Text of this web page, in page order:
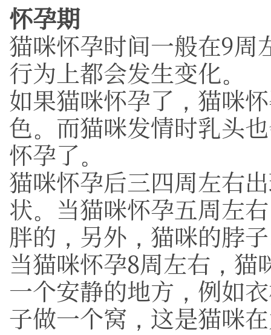
怀孕期
猫咪怀孕时间一般在9周
行为上都会发生变化。
如果猫咪怀孕了，猫咪
色。而猫咪发情时乳头
怀孕了。
猫咪怀孕后三四周左右
状。当猫咪怀孕五周左
胖的，另外，猫咪的脖
当猫咪怀孕8周左右，
一个安静的地方，例如
子做一个窝，这是猫咪